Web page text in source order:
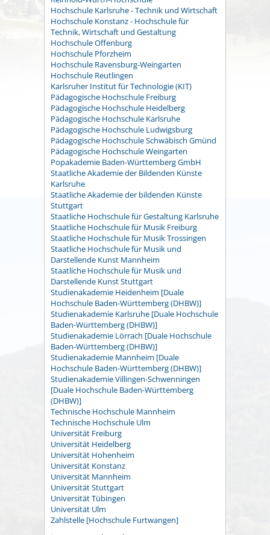
Hochschule Karlsruhe - Technik und Wirtschaft
Hochschule Konstanz - Hochschule für
Technik, Wirtschaft und Gestaltung
Hochschule Offenburg
Hochschule Pforzheim
Hochschule Ravensburg-Weingarten
Hochschule Reutlingen
Karlsruher Institut für Technologie (KIT)
Pädagogische Hochschule Freiburg
Pädagogische Hochschule Heidelberg
Pädagogische Hochschule Karlsruhe
Pädagogische Hochschule Ludwigsburg
Pädagogische Hochschule Schwäbisch Gmünd
Pädagogische Hochschule Weingarten
Popakademie Baden-Württemberg GmbH
Staatliche Akademie der Bildenden Künste
Karlsruhe
Staatliche Akademie der bildenden Künste
Stuttgart
Staatliche Hochschule für Gestaltung Karlsruhe
Staatliche Hochschule für Musik Freiburg
Staatliche Hochschule für Musik Trossingen
Staatliche Hochschule für Musik und
Darstellende Kunst Mannheim
Staatliche Hochschule für Musik und
Darstellende Kunst Stuttgart
Studienakademie Heidenheim [Duale
Hochschule Baden-Württemberg (DHBW)]
Studienakademie Karlsruhe [Duale Hochschule
Baden-Württemberg (DHBW)]
Studienakademie Lörrach [Duale Hochschule
Baden-Württemberg (DHBW)]
Studienakademie Mannheim [Duale
Hochschule Baden-Württemberg (DHBW)]
Studienakademie Villingen-Schwenningen
[Duale Hochschule Baden-Württemberg
(DHBW)]
Technische Hochschule Mannheim
Technische Hochschule Ulm
Universität Freiburg
Universität Heidelberg
Universität Hohenheim
Universität Konstanz
Universität Mannheim
Universität Stuttgart
Universität Tübingen
Universität Ulm
Zahlstelle [Hochschule Furtwangen]